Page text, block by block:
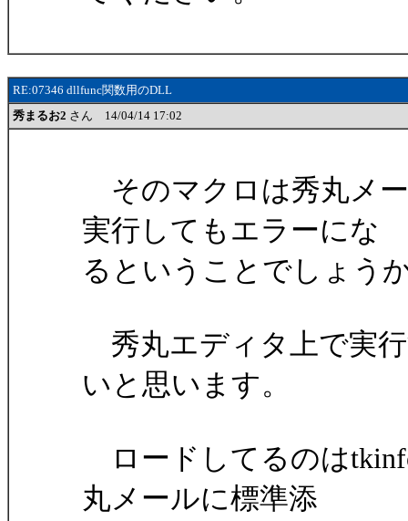
RE:07346 dllfunc関数用のDLL
秀まるお2 さん 14/04/14 17:02
そのマクロは秀丸メ
実行してもエラーにな
るということでしょう
秀丸エディタ上で実
いと思います。
ロードしてるのは
丸メールに標準添